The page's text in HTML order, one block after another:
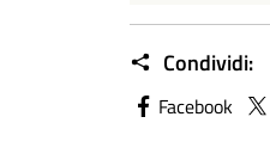
Condividi:
Facebook